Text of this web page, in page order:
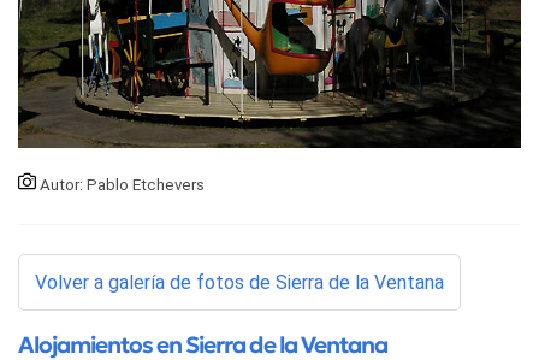
Autor: Pablo Etchevers
Volver a galería de fotos de Sierra de la Ventana
Alojamientos en Sierra de la Ventana